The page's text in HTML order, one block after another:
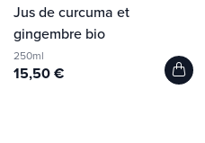
Jus de curcuma et
gingembre bio
250ml
15,50 €